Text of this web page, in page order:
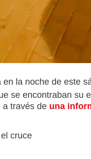
la noche de este
se encontraban su
a través de una
cruce